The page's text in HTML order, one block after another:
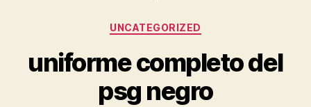
Categorías
UNCATEGORIZED
uniforme completo del
psg negro